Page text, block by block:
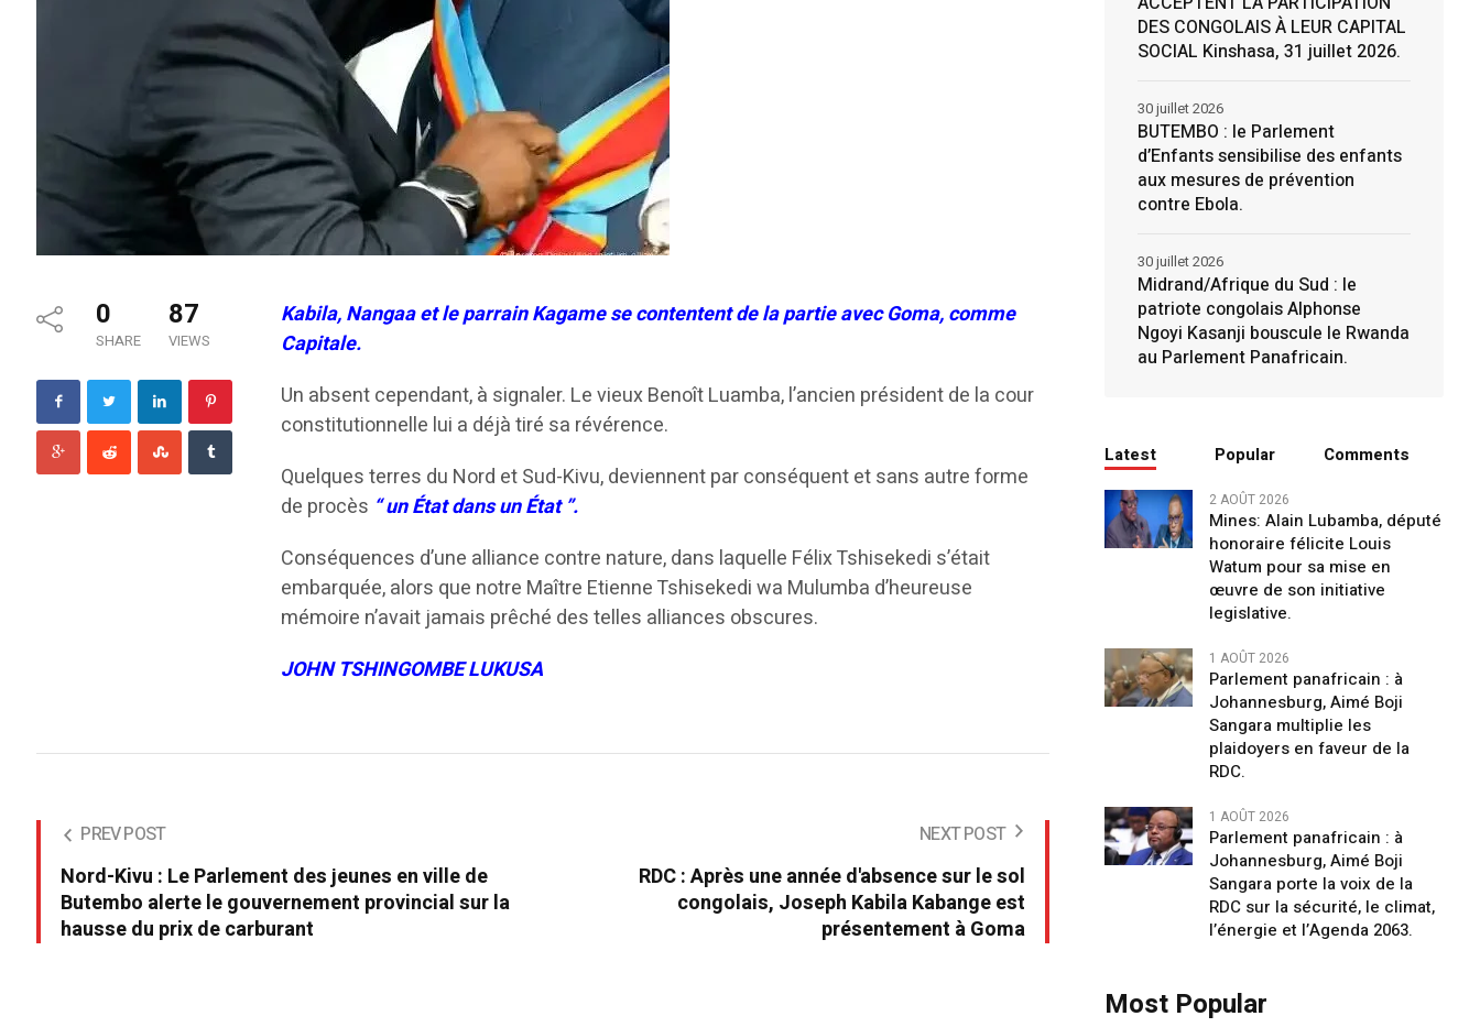
0
SHARE
87
VIEWS
Kabila, Nangaa et le parrain Kagame se contentent de la partie avec Goma, comme
Capitale.
Un absent cependant, à signaler. Le vieux Benoît Luamba, l’ancien président de la cour
constitutionnelle lui a déjà tiré sa révérence.
Quelques terres du Nord et Sud-Kivu, deviennent par conséquent et sans autre forme
de procès “ un État dans un État ”.
Conséquences d’une alliance contre nature, dans laquelle Félix Tshisekedi s’était
embarquée, alors que notre Maître Etienne Tshisekedi wa Mulumba d’heureuse
mémoire n’avait jamais prêché des telles alliances obscures.
JOHN TSHINGOMBE LUKUSA
PREV POST
Nord-Kivu : Le Parlement des jeunes en ville de
Butembo alerte le gouvernement provincial sur la
hausse du prix de carburant
NEXT POST
RDC : Après une année d'absence sur le sol
congolais, Joseph Kabila Kabange est
présentement à Goma
DES CONGOLAIS À LEUR CAPITAL
SOCIAL Kinshasa, 31 juillet 2026.
BUTEMBO : le Parlement
d’Enfants sensibilise des enfants
aux mesures de prévention
contre Ebola.
30 juillet 2026
Midrand/Afrique du Sud : le
patriote congolais Alphonse
Ngoyi Kasanji bouscule le Rwanda
au Parlement Panafricain.
30 juillet 2026
Latest Popular Comments
2 AOÛT 2026
Mines: Alain Lubamba, député
honoraire félicite Louis
Watum pour sa mise en
œuvre de son initiative
legislative.
1 AOÛT 2026
Parlement panafricain : à
Johannesburg, Aimé Boji
Sangara multiplie les
plaidoyers en faveur de la
RDC.
1 AOÛT 2026
Parlement panafricain : à
Johannesburg, Aimé Boji
Sangara porte la voix de la
RDC sur la sécurité, le climat,
l’énergie et l’Agenda 2063.
Most Popular